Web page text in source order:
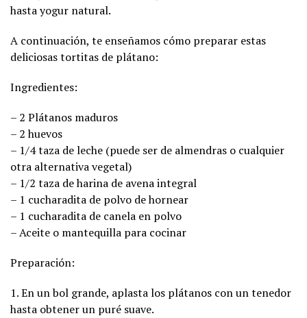
hasta yogur natural.
A continuación, te enseñamos cómo preparar estas
deliciosas tortitas de plátano:
Ingredientes:
– 2 Plátanos maduros
– 2 huevos
– 1/4 taza de leche (puede ser de almendras o cualquier
otra alternativa vegetal)
– 1/2 taza de harina de avena integral
– 1 cucharadita de polvo de hornear
– 1 cucharadita de canela en polvo
– Aceite o mantequilla para cocinar
Preparación:
1. En un bol grande, aplasta los plátanos con un tenedor
hasta obtener un puré suave.